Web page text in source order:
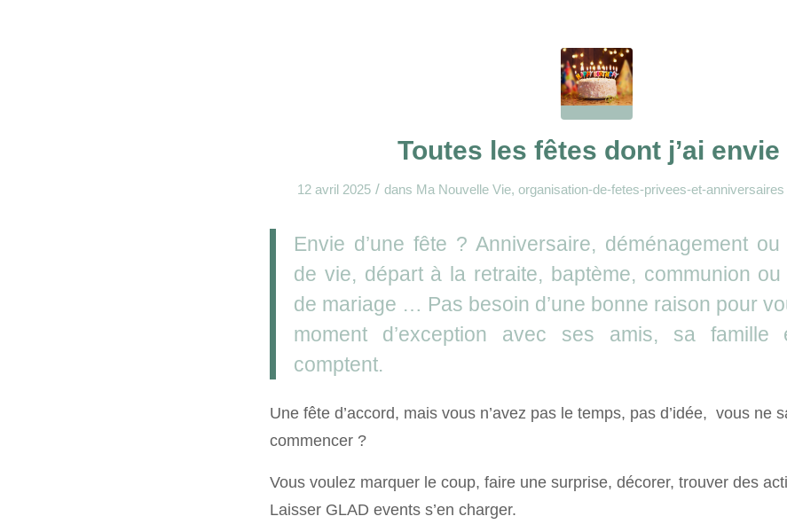
Toutes les fêtes dont j’ai envie
12 avril 2025 / dans Ma Nouvelle Vie, organisation-de-fetes-privees-et-anniversaires
Envie d’une fête ? Anniversaire, déménagement
de vie, départ à la retraite, baptème, communion ou
de mariage … Pas besoin d’une bonne raison pour
moment d’exception avec ses amis, sa
comptent.
Une fête d’accord, mais vous n’avez pas le temps, pas d’idée, vous ne
commencer ?
Vous voulez marquer le coup, faire une surprise, décorer, trouver des
Laisser GLAD events s’en charger.